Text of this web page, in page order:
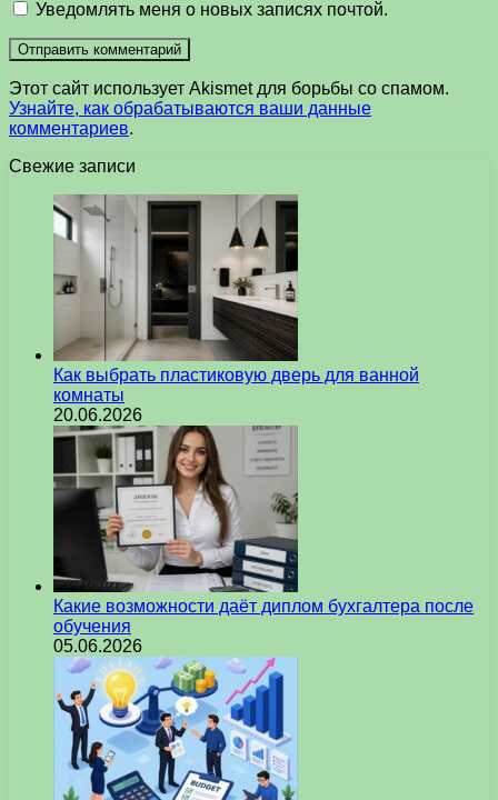
Уведомлять меня о новых записях почтой.
Этот сайт использует Akismet для борьбы со спамом.
Узнайте, как обрабатываются ваши данные
комментариев.
Свежие записи
Как выбрать пластиковую дверь для ванной
комнаты
20.06.2026
Какие возможности даёт диплом бухгалтера после
обучения
05.06.2026